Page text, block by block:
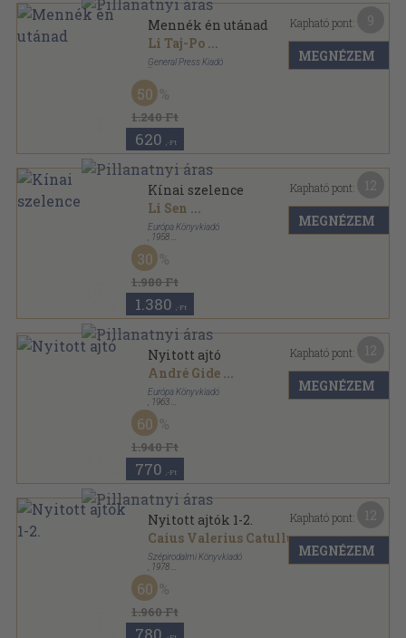
Mennék én utánad
Li Taj-Po ...
General Press Kiadó
Bársony
Szép versek, szép köntösben sorozat
1.240 Ft
50
620 ,-Ft
Kapható pont:
MEGNÉZEM
Kínai szelence
Li Sen ...
Európa Könyvkiadó
1958
Vászon
1.980 Ft
30
1.380 ,-Ft
Kapható pont:
MEGNÉZEM
Nyitott ajtó
André Gide ...
Európa Könyvkiadó
1963
Vászon
1.940 Ft
60
770 ,-Ft
Kapható pont:
MEGNÉZEM
Nyitott ajtók 1-2.
Caius Valerius Catullus...
Szépirodalmi Könyvkiadó
1978
Vászon
Illyés Gyula munkái sorozat
1.960 Ft
60
Kapható pont:
MEGNÉZEM